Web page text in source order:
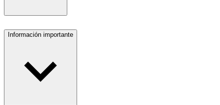
Información importante